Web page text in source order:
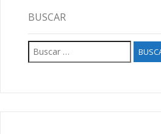
BUSCAR
Buscar: